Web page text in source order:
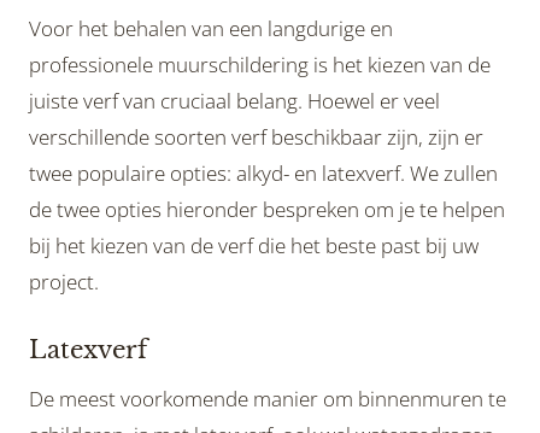
Voor het behalen van een langdurige en
professionele muurschildering is het kiezen van de
juiste verf van cruciaal belang. Hoewel er veel
verschillende soorten verf beschikbaar zijn, zijn er
twee populaire opties: alkyd- en latexverf. We zullen
de twee opties hieronder bespreken om je te helpen
bij het kiezen van de verf die het beste past bij uw
project.
Latexverf
De meest voorkomende manier om binnenmuren te